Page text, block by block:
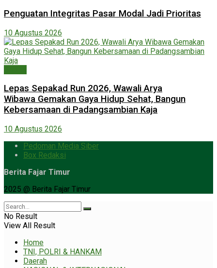
Penguatan Integritas Pasar Modal Jadi Prioritas
10 Agustus 2026
Lepas Sepakad Run 2026, Wawali Arya
Wibawa Gemakan Gaya Hidup Sehat, Bangun
Kebersamaan di Padangsambian Kaja
10 Agustus 2026
Pedoman Media Siber
Box Redaksi
Berita Fajar Timur
2025 @ Berita Fajar Timur
No Result
View All Result
Home
TNI, POLRI & HANKAM
Daerah